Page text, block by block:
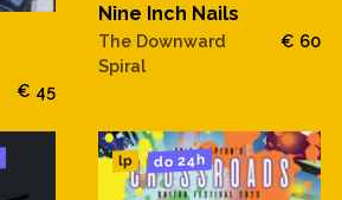
€ 45
Nine Inch Nails
The Downward
Spiral
€ 60
lp do 24h